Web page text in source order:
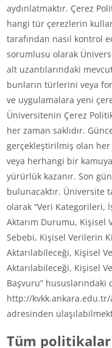
aydınlatmaktır. Çerez
hangi tür çerezlerin
tarafından nasıl kontrol
sorumlusu olarak
alt uzantılarındaki
bunların türlerini veya
ve uygulamalara yeni
Üniversitenin Çerez
her zaman saklıdır.
gerçekleştirilmiş olan
veya herhangi bir
yürürlük kazanır. Son
bulunacaktır. Üniversite
olarak “Veri Kategorileri,
Aktarım Durumu, Kişisel
Sebebi, Kişisel Verilerin
Aktarılabileceği, Kişisel
Aktarılabileceği, Kişisel
Başvuru” hususlarındaki
http://
adresinden
Tüm politikalar